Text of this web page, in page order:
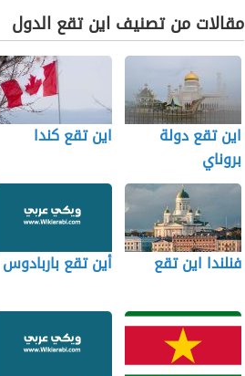
مقالات من تصنيف اين تقع الدول
اين تقع دولة
بروناي
اين تقع كندا
فنلندا اين تقع أين تقع باربادوس